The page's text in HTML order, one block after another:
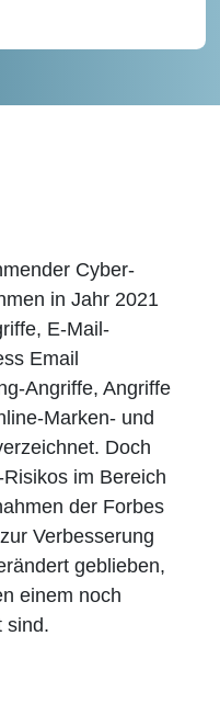
Cyber-
in Jahr 2021
E-Mail-
Email
Angriffe, Angriffe
Marken- und
Doch
im Bereich
der Forbes
Verbesserung
geblieben,
einem noch
sind.